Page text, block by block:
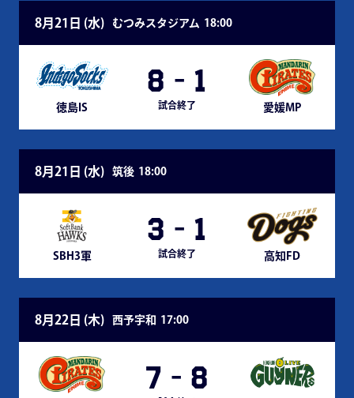
8月21日 (水) むつみスタジアム 18:00
徳島IS
8 - 1
試合終了 愛媛MP
8月21日 (水) 筑後 18:00
SBH3軍
3 - 1
試合終了 高知FD
8月22日 (木) 西予宇和 17:00
7 - 8